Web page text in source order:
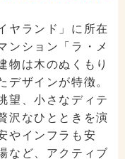
ヤランド」に所在
ンション「ラ・メ
物は木のぬくもり
デザインが特徴。
望、小さなディテ
沢なひとときを演
やインフラも安
など、アクティブ